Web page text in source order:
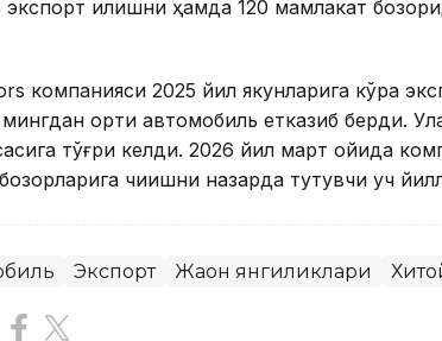
қилишни ҳамда 120 мамлакат
компанияси 2025 йил якунларига кўра
ортиқ автомобиль етказиб берди.
тўғри келди. 2026 йил март ойида
чиқишни назарда тутувчи уч
Экспорт Жаҳон янгиликлари